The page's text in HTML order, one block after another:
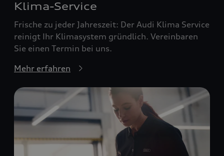
Klima-Service
Frische zu jeder Jahreszeit: Der Audi Klima Service
reinigt Ihr Klimasystem gründlich. Vereinbaren
Sie einen Termin bei uns.
Mehr erfahren